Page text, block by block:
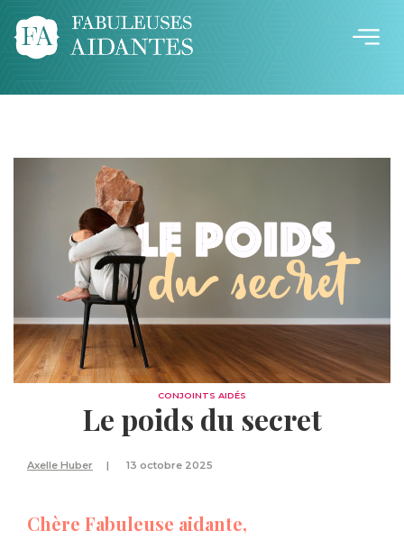
CONJOINTS AIDÉS
Le poids du secret
Axelle Huber 13 octobre 2025
Chère Fabuleuse aidante,